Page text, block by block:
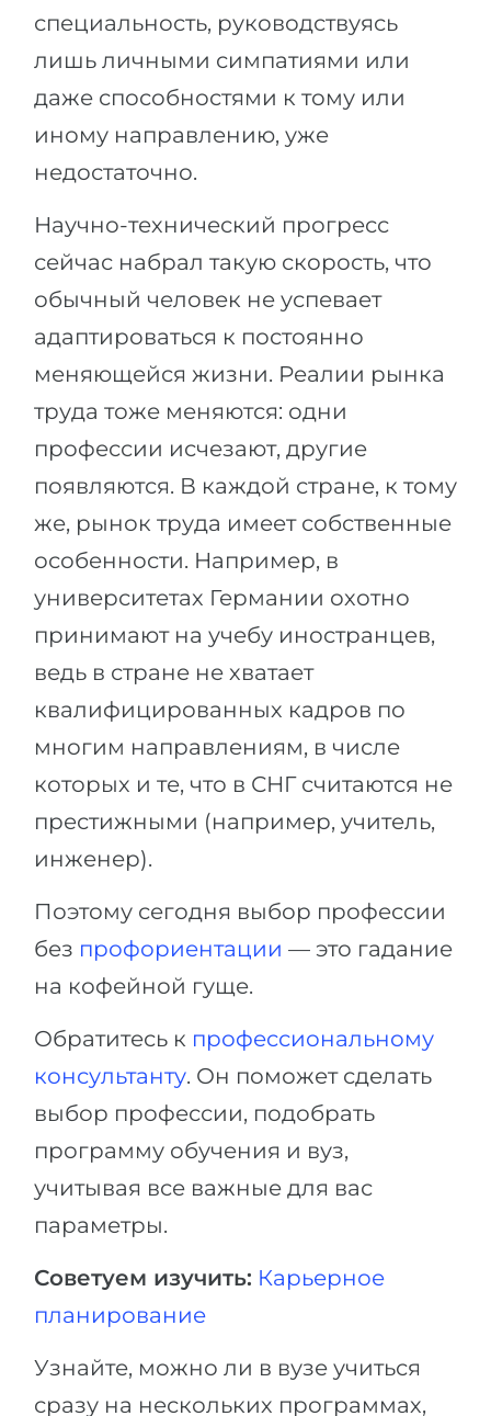
специальность, руководствуясь
лишь личными симпатиями или
даже способностями к тому или
иному направлению, уже
недостаточно.
Научно-технический прогресс
сейчас набрал такую скорость, что
обычный человек не успевает
адаптироваться к постоянно
меняющейся жизни. Реалии рынка
труда тоже меняются: одни
профессии исчезают, другие
появляются. В каждой стране, к тому
же, рынок труда имеет собственные
особенности. Например, в
университетах Германии охотно
принимают на учебу иностранцев,
ведь в стране не хватает
квалифицированных кадров по
многим направлениям, в числе
которых и те, что в СНГ считаются не
престижными (например, учитель,
инженер).
Поэтому сегодня выбор профессии
без профориентации — это гадание
на кофейной гуще.
Обратитесь к профессиональному
консультанту. Он поможет сделать
выбор профессии, подобрать
программу обучения и вуз,
учитывая все важные для вас
параметры.
Советуем изучить: Карьерное
планирование
Узнайте, можно ли в вузе учиться
сразу на нескольких программах,